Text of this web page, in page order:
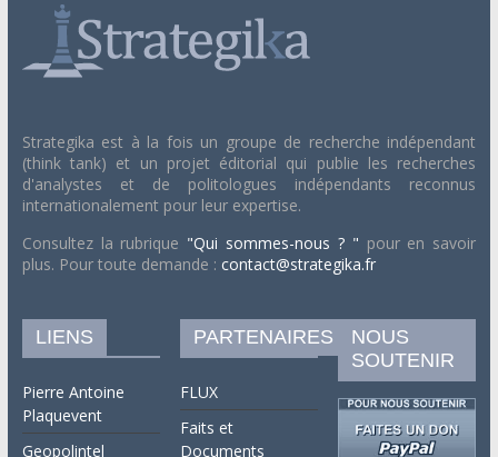
Strategika est à la fois un groupe de recherche indépendant
(think tank) et un projet éditorial qui publie les recherches
d'analystes et de politologues indépendants reconnus
internationalement pour leur expertise.
Consultez la rubrique "Qui sommes-nous ? " pour en savoir
plus. Pour toute demande : contact@strategika.fr
LIENS
Pierre Antoine
Plaquevent
Geopolintel
PARTENAIRES
FLUX
Faits et
Documents
NOUS
SOUTENIR